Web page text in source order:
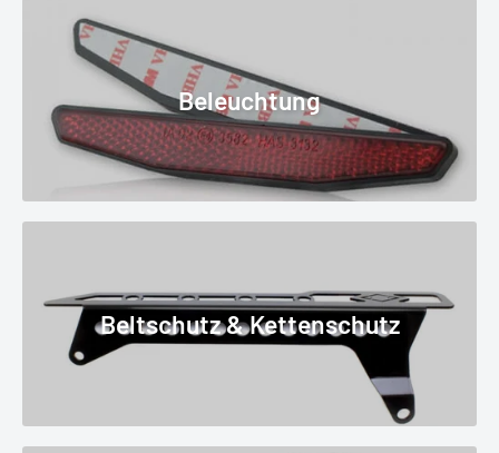
Beleuchtung
Beltschutz & Kettenschutz